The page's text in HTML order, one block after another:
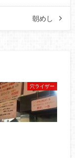
朝めし
穴ライザー